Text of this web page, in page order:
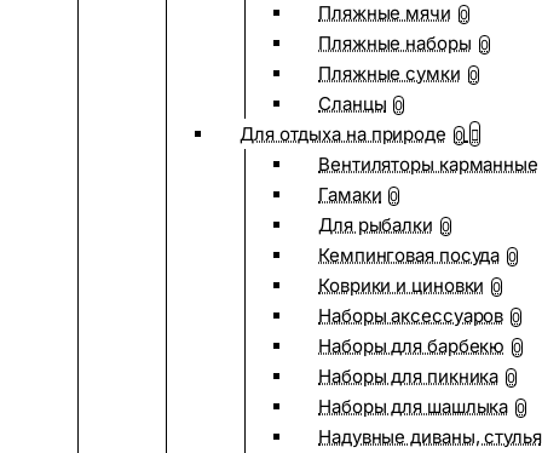
Пляжные мячи 0
Пляжные наборы 0
Пляжные сумки 0
Сланцы 0
Для отдыха на природе 0
Вентиляторы карманные
Гамаки 0
Для рыбалки 0
Кемпинговая посуда 0
Коврики и циновки 0
Наборы аксессуаров 0
Наборы для барбекю 0
Наборы для пикника 0
Наборы для шашлыка 0
Надувные диваны, стулья